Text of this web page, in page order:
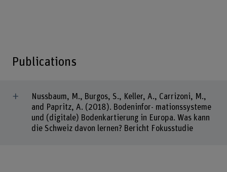
Publications
Nussbaum, M., Burgos, S., Keller, A., Carrizoni, M.,
and Papritz, A. (2018). Bodeninfor- mationssysteme
und (digitale) Bodenkartierung in Europa. Was kann
die Schweiz davon lernen? Bericht Fokusstudie